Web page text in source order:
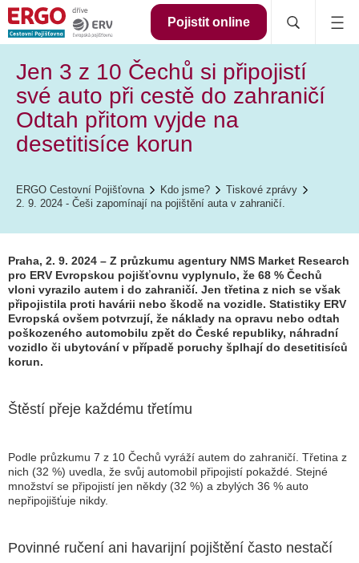
Pojistit online
Jen 3 z 10 Čechů si připojistí
své auto při cestě do zahraničí
Odtah přitom vyjde na
desetitisíce korun
ERGO Cestovní Pojišťovna Kdo jsme?
Tiskové zprávy
2. 9. 2024 - Češi zapomínají na pojištění auta v zahraničí.
Praha, 2. 9. 2024 – Z průzkumu agentury NMS Market Research
pro ERV Evropskou pojišťovnu vyplynulo, že 68 % Čechů
vloni vyrazilo autem i do zahraničí. Jen třetina z nich se však
připojistila proti havárii nebo škodě na vozidle. Statistiky ERV
Evropská ovšem potvrzují, že náklady na opravu nebo odtah
poškozeného automobilu zpět do České republiky, náhradní
vozidlo či ubytování v případě poruchy šplhají do desetitisíců
korun.
Štěstí přeje každému třetímu
Podle průzkumu 7 z 10 Čechů vyráží autem do zahraničí. Třetina z
nich (32 %) uvedla, že svůj automobil připojistí pokaždé. Stejné
množství se připojistí jen někdy (32 %) a zbylých 36 % auto
nepřipojišťuje nikdy.
Povinné ručení ani havarijní pojištění často nestačí